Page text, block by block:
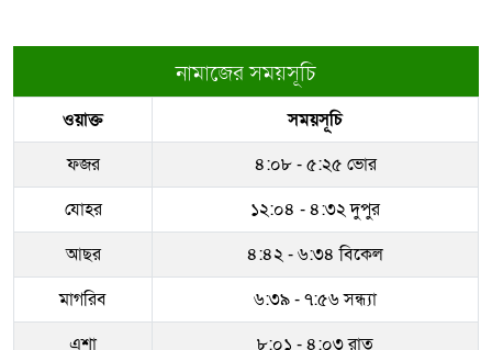
নামাজের সময়সূচি
ওয়াক্ত
সময়সূচি
ফজর
৪:০৮ - ৫:২৫ ভোর
যোহর
১২:০৪ - ৪:৩২ দুপুর
আছর
৪:৪২ - ৬:৩৪ বিকেল
মাগরিব
৬:৩৯ - ৭:৫৬ সন্ধ্যা
এশা
৮:০১ - ৪:০৩ রাত